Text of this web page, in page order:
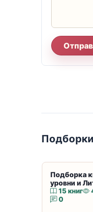
Подборка
уровни и
15 книг
0